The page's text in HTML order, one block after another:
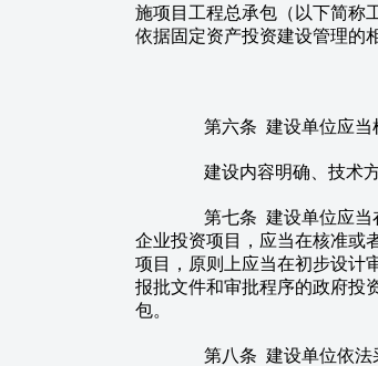
施项目工程总承包（以下简称
依据固定资产投资建设管理的
第六条 建设单位应当根
建设内容明确、技术方
第七条 建设单位应当在
企业投资项目，应当在核准或
项目，原则上应当在初步设计
报批文件和审批程序的政府投
包。
第八条 建设单位依法采